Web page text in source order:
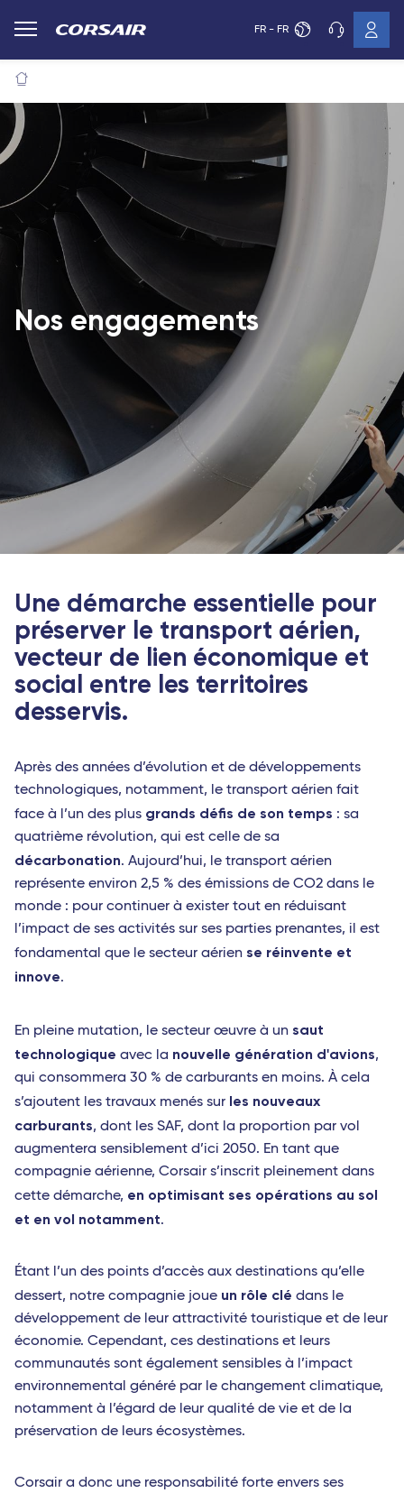
FR - FR
Nos engagements
Une démarche essentielle pour
préserver le transport aérien,
vecteur de lien économique et
social entre les territoires
desservis.
Après des années d’évolution et de développements
technologiques, notamment, le transport aérien fait
face à l’un des plus grands défis de son temps : sa
quatrième révolution, qui est celle de sa
décarbonation. Aujourd’hui, le transport aérien
représente environ 2,5 % des émissions de CO2 dans le
monde : pour continuer à exister tout en réduisant
l’impact de ses activités sur ses parties prenantes, il est
fondamental que le secteur aérien se réinvente et
innove.
En pleine mutation, le secteur œuvre à un saut
technologique avec la nouvelle génération d'avions,
qui consommera 30 % de carburants en moins. À cela
s’ajoutent les travaux menés sur les nouveaux
carburants, dont les SAF, dont la proportion par vol
augmentera sensiblement d’ici 2050. En tant que
compagnie aérienne, Corsair s’inscrit pleinement dans
cette démarche, en optimisant ses opérations au sol
et en vol notamment.
Étant l’un des points d’accès aux destinations qu’elle
dessert, notre compagnie joue un rôle clé dans le
développement de leur attractivité touristique et de leur
économie. Cependant, ces destinations et leurs
communautés sont également sensibles à l’impact
environnemental généré par le changement climatique,
notamment à l’égard de leur qualité de vie et de la
préservation de leurs écosystèmes.
Corsair a donc une responsabilité forte envers ses